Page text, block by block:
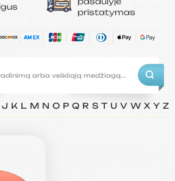
pristatymas
J K L M N O P Q R S T U V W X Y Z